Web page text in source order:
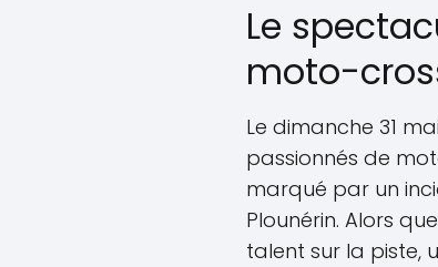
Le
moto-
Le dimanche 31
passionnés de
marqué par un
Plounérin. Alors
talent sur la piste,